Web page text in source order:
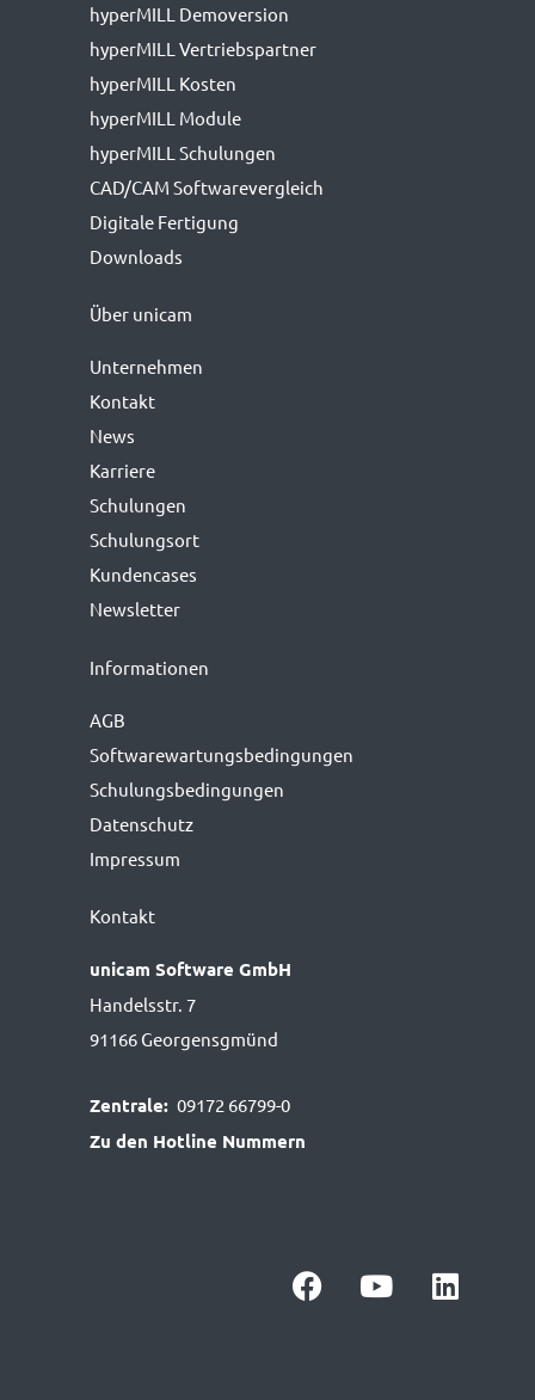
hyperMILL Demoversion
hyperMILL Vertriebspartner
hyperMILL Kosten
hyperMILL Module
hyperMILL Schulungen
CAD/CAM Softwarevergleich
Digitale Fertigung
Downloads
Über unicam
Unternehmen
Kontakt
News
Karriere
Schulungen
Schulungsort
Kundencases
Newsletter
Informationen
AGB
Softwarewartungs­bedingungen
Schulungsbedingungen
Datenschutz
Impressum
Kontakt
unicam Software GmbH
Handelsstr. 7
91166 Georgensgmünd
Zentrale: 09172 66799-0
Zu den Hotline Nummern
F
a
Y
o
L
i